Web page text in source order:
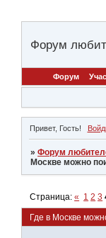
Форум
Форум
Привет, Гость!
»Форум
Москве можно
Где в Москве
Страница:« 1 2 3